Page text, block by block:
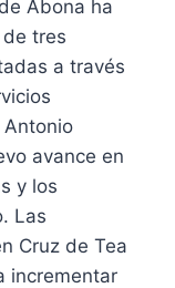
Abona ha
tres
a través
Antonio
avance en
y los
Las
Cruz de Tea
incrementar